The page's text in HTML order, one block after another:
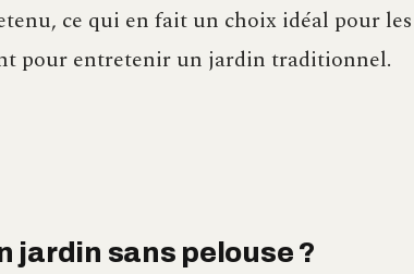
ce qui en fait un choix idéal pour les
pour entretenir un jardin traditionnel.
jardin sans pelouse ?